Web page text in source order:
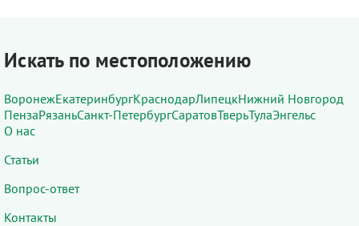
Искать по местоположению
ВоронежЕкатеринбургКраснодарЛипецкНижний Новгород
ПензаРязаньСанкт-ПетербургСаратовТверьТулаЭнгельс
О нас
Статьи
Вопрос-ответ
Контакты